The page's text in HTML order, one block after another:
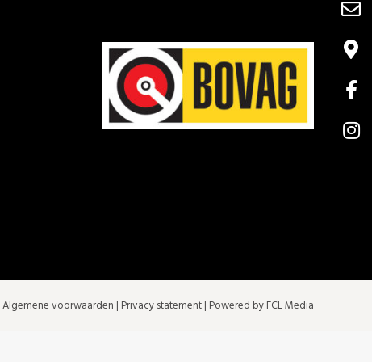
Algemene voorwaarden | Privacy statement| Powered by FCL Media